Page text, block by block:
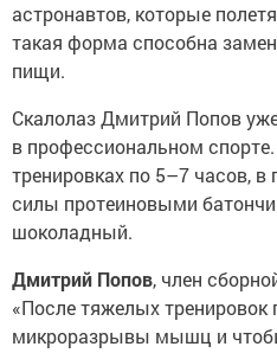
астронавтов, которые
такая форма способна
пищи.
Cкалолаз Дмитрий Попов
в профессиональном
тренировках по 5–7 часов, в
силы протеиновыми
шоколадный.
Дмитрий Попов, член
«После тяжелых тренировок
микроразрывы мышц и